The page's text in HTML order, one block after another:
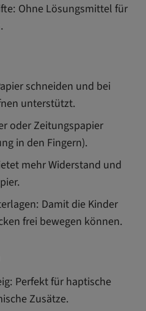
Ohne Lösungsmittel für
schneiden und bei
unterstützt.
oder Zeitungspapier
in den Fingern).
mehr Widerstand und
Damit die Kinder
frei bewegen können.
Perfekt für haptische
Zusätze.